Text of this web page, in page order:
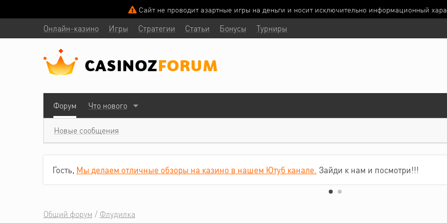
Сайт не проводит азартные игры на деньги и носит исключительно информационный
Онлайн-казино Игры Стратегии Статьи Бонусы Турниры
Форум Что нового
Новые сообщения
Гость, Мы делаем отличные обзоры на казино в нашем Ютуб канале. Зайди к нам и посмотри!!!
Общий форум Флудилка